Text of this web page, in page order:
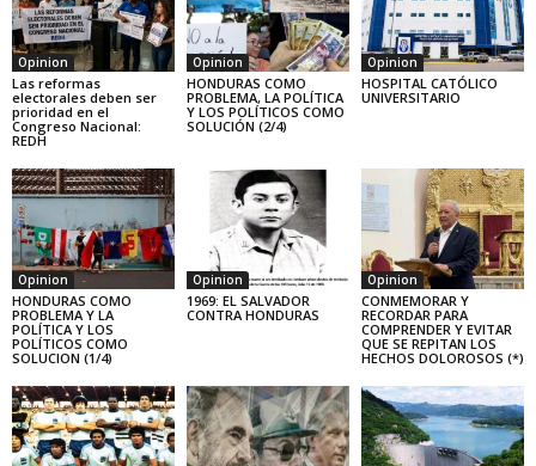
Opinion
Las reformas
electorales deben ser
prioridad en el
Congreso Nacional:
REDH
Opinion
HONDURAS COMO
PROBLEMA, LA POLÍTICA
Y LOS POLÍTICOS COMO
SOLUCIÓN (2/4)
Opinion
HOSPITAL CATÓLICO
UNIVERSITARIO
Opinion
HONDURAS COMO
PROBLEMA Y LA
POLÍTICA Y LOS
POLÍTICOS COMO
SOLUCION (1/4)
Opinion
1969: EL SALVADOR
CONTRA HONDURAS
Opinion
CONMEMORAR Y
RECORDAR PARA
COMPRENDER Y EVITAR
QUE SE REPITAN LOS
HECHOS DOLOROSOS (*)